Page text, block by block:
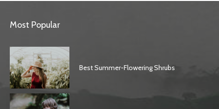
Most Popular
Best Summer-Flowering Shrubs